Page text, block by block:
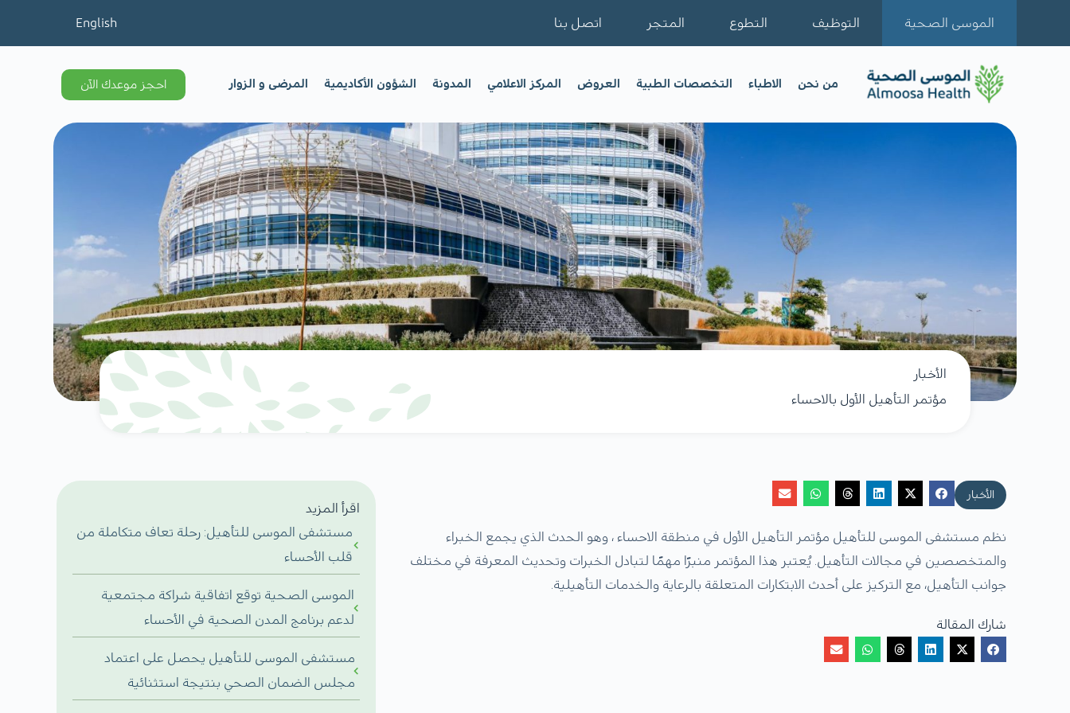
الموسى الصحية التوظيف التطوع المتجر اتصل بنا English
من نحن الاطباء التخصصات الطبية العروض المركز الاعلامي المدونة الشؤون الأكاديمية المرضى و الزوار احجز موعدك الآن
الأخبار
مؤتمر التأهيل الأول بالاحساء
الأخبار
نظم مستشفى الموسى للتأهيل مؤتمر التأهيل الأول في منطقة الاحساء ، وهو الحدث الذي يجمع الخبراء
والمتخصصين في مجالات التأهيل. يُعتبر هذا المؤتمر منبرًا مهمًا لتبادل الخبرات وتحديث المعرفة في مختلف
جوانب التأهيل، مع التركيز على أحدث الابتكارات المتعلقة بالرعاية والخدمات التأهيلية.
شارك المقالة
اقرأ المزيد
مستشفى الموسى للتأهيل: رحلة تعاف متكاملة من
قلب الأحساء
الموسى الصحية توقع اتفاقية شراكة مجتمعية
لدعم برنامج المدن الصحية في الأحساء
مستشفى الموسى للتأهيل يحصل على اعتماد
مجلس الضمان الصحي بنتيجة استثنائية